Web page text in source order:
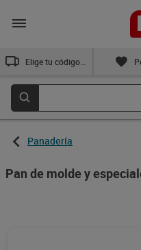
Panadería
Pan de molde y